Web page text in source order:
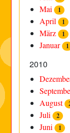
Mai 1
April 1
März 1
Januar 1
2010
August
Juli 2
Juni 1